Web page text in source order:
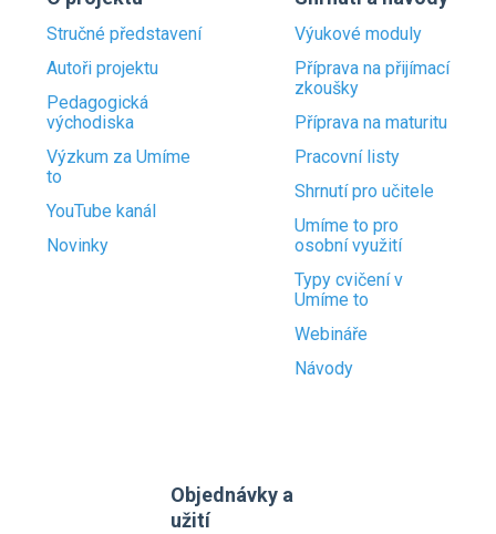
Stručné představení
Autoři projektu
Pedagogická
východiska
Výzkum za Umíme
to
YouTube kanál
Novinky
Výukové moduly
Příprava na přijímací
zkoušky
Příprava na maturitu
Pracovní listy
Shrnutí pro učitele
Umíme to pro
osobní využití
Typy cvičení v
Umíme to
Webináře
Návody
Objednávky a
užití